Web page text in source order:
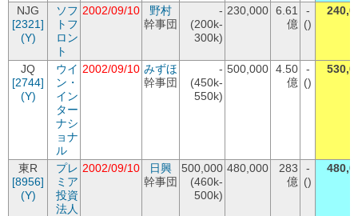
NJG
[2321]
(Y)
ソフ
トフ
ロン
ト
2002/09/10
野村
幹事団
-
(200k-
300k)
230,000 6.61
億
-
()
JQ
[2744]
(Y)
ウイ
ン・
イン
ター
ナシ
ョナ
ル
2002/09/10 みずほ
幹事団
-
(450k-
550k)
500,000 4.50
億
-
()
東R
[8956]
(Y)
プレ
ミア
投資
法人
2002/09/10
日興
幹事団
500,000
(460k-
500k)
480,000
283
億
-
()